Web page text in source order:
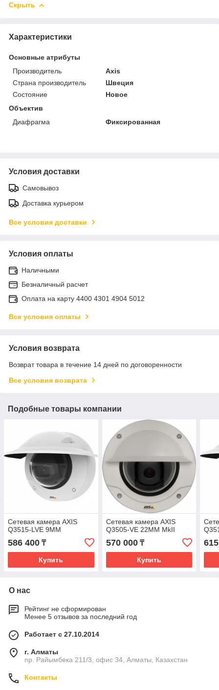
Скрыть
Характеристики
Основные атрибуты
Производитель
Axis
Страна производитель
Швеция
Состояние
Новое
Объектив
Диафрагма
Фиксированная
Условия доставки
Самовывоз
Доставка курьером
Все условия доставки
Условия оплаты
Наличными
Безналичный расчет
Оплата на карту 4400 4301 4904 5012
Все условия оплаты
Условия возврата
Возврат товара в течение 14 дней по договоренности
Все условия возврата
Подобные товары компании
Сетевая камера AXIS
Q3515-LVE 9MM
586 400 ₸
Купить
Сетевая камера AXIS
Q3505-VE 22MM MkII
570 000₸
Купить
О нас
Рейтинг не сформирован
Менее 5 отзывов за последний год
Работает с 27.10.2014
г. Алматы
пр. Райымбека 211/3, офис 34, Алматы, Казахстан
Контакты